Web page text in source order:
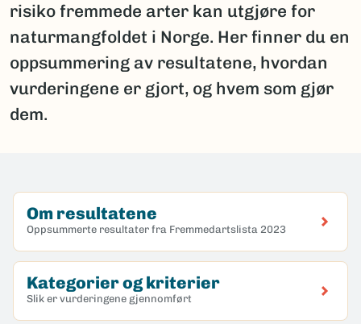
risiko fremmede arter kan utgjøre for
naturmangfoldet i Norge. Her finner du en
oppsummering av resultatene, hvordan
vurderingene er gjort, og hvem som gjør
dem.
Om resultatene
Oppsummerte resultater fra Fremmedartslista 2023
Kategorier og kriterier
Slik er vurderingene gjennomført